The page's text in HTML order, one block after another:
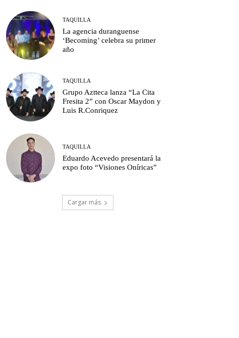
TAQUILLA
La agencia duranguense
‘Becoming’ celebra su primer
año
TAQUILLA
Grupo Aztteca lanza “La Cita
Fresita 2” con Oscar Maydon y
Luis R.Conriquez
TAQUILLA
Eduardo Acevedo presentará la
expo foto “Visiones Oníricas”
Cargar más